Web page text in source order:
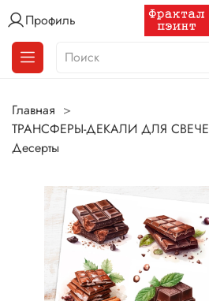
Профиль
Главная
ТРАНСФЕРЫ-ДЕКАЛИ ДЛЯ
Десерты